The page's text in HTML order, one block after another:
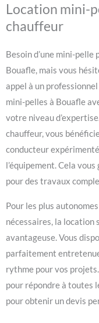
Location mini-
chauffeur
Besoin d’une mini-
Bouafle, mais vous
appel à un
mini-pelles à Bouafle
votre niveau
chauffeur, vous
conducteur
l’équipement. Cela
pour des travaux
Pour les plus
nécessaires, la location
avantageuse. Vous
parfaitement
rythme pour vos
pour répondre à toutes
pour obtenir un devis